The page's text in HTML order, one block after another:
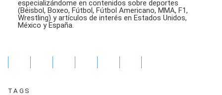
especializándome en contenidos sobre deportes
(Béisbol, Boxeo, Fútbol, Fútbol Americano, MMA, F1,
Wrestling) y artículos de interés en Estados Unidos,
México y España.
TAGS